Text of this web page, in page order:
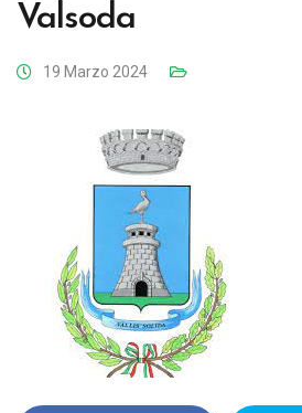
Valsoda
19 Marzo 2024